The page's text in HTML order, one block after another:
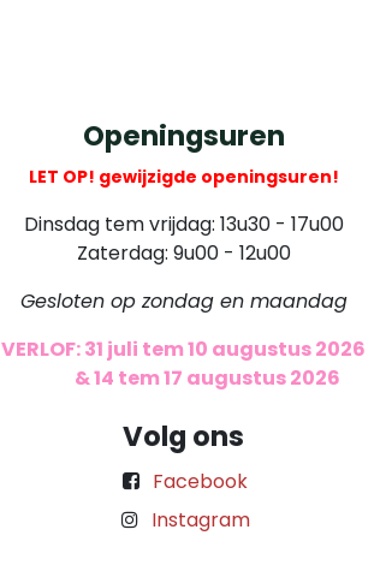
Openingsuren
LET OP! gewijzigde openingsuren!
Dinsdag tem vrijdag: 13u30 - 17u00
Zaterdag: 9u00 - 12u00
Gesloten op zondag en maandag
VERLOF: 31 juli tem 10 augustus 2026
& 14 tem 17 augustus 2026
Volg ons
Facebook
Instagram